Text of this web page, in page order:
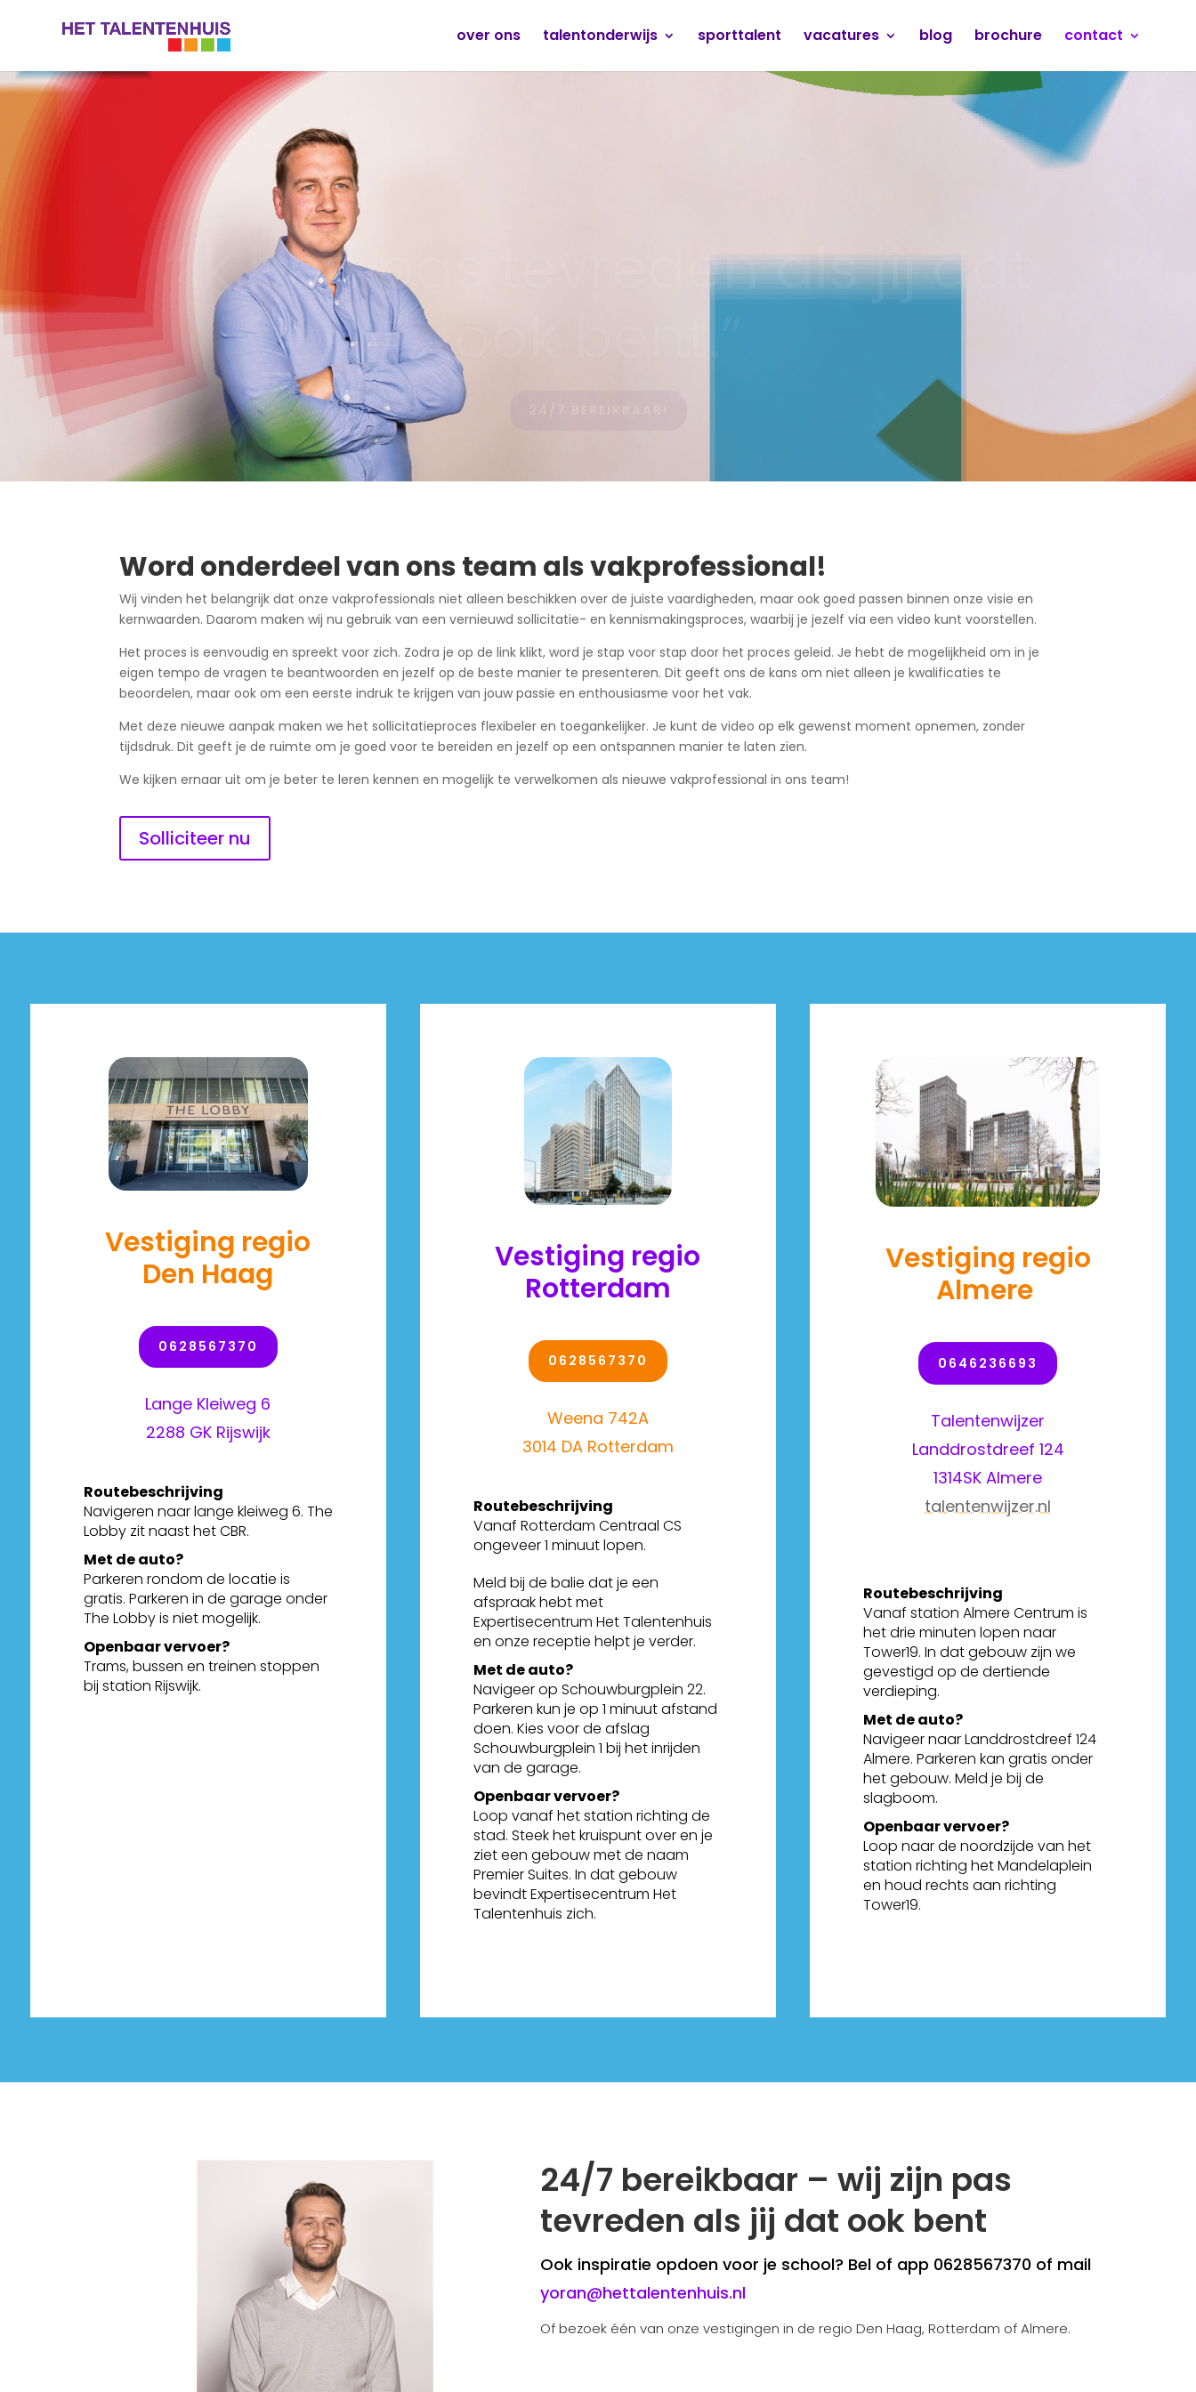
over ons talentonderwijs sporttalent vacatures blog brochure contact
“Ik ben pas tevreden als jij dat
ook bent.”
Word onderdeel van ons team als vakprofessional!
Wij vinden het belangrijk dat onze vakprofessionals niet alleen beschikken over de juiste vaardigheden, maar ook goed passen binnen onze visie en
kernwaarden. Daarom maken wij nu gebruik van een vernieuwd sollicitatie- en kennismakingsproces, waarbij je jezelf via een video kunt voorstellen.
Het proces is eenvoudig en spreekt voor zich. Zodra je op de link klikt, word je stap voor stap door het proces geleid. Je hebt de mogelijkheid om in je
eigen tempo de vragen te beantwoorden en jezelf op de beste manier te presenteren. Dit geeft ons de kans om niet alleen je kwalificaties te
beoordelen, maar ook om een eerste indruk te krijgen van jouw passie en enthousiasme voor het vak.
Met deze nieuwe aanpak maken we het sollicitatieproces flexibeler en toegankelijker. Je kunt de video op elk gewenst moment opnemen, zonder
tijdsdruk. Dit geeft je de ruimte om je goed voor te bereiden en jezelf op een ontspannen manier te laten zien.
We kijken ernaar uit om je beter te leren kennen en mogelijk te verwelkomen als nieuwe vakprofessional in ons team!
Solliciteer nu
Vestiging regio
Den Haag
0628567370
Lange Kleiweg 6
2288 GK Rijswijk
Routebeschrijving
Navigeren naar lange kleiweg 6. The
Lobby zit naast het CBR.
Met de auto?
Parkeren rondom de locatie is
gratis. Parkeren in de garage onder
The Lobby is niet mogelijk.
Openbaar vervoer?
Trams, bussen en treinen stoppen
bij station Rijswijk.
Vestiging regio
Rotterdam
0628567370
Weena 742A
3014 DA Rotterdam
Routebeschrijving
Vanaf Rotterdam Centraal CS
ongeveer 1 minuut lopen.
Meld bij de balie dat je een
afspraak hebt met
Expertisecentrum Het Talentenhuis
en onze receptie helpt je verder.
Met de auto?
Navigeer op Schouwburgplein 22.
Parkeren kun je op 1 minuut afstand
doen. Kies voor de afslag
Schouwburgplein 1 bij het inrijden
van de garage.
Openbaar vervoer?
Loop vanaf het station richting de
stad. Steek het kruispunt over en je
ziet een gebouw met de naam
Premier Suites. In dat gebouw
bevindt Expertisecentrum Het
Talentenhuis zich.
Vestiging regio
Almere
0646236693
Talentenwijzer
Landdrostdreef 124
1314SK Almere
talentenwijzer.nl
Routebeschrijving
Vanaf station Almere Centrum is
het drie minuten lopen naar
Tower19. In dat gebouw zijn we
gevestigd op de dertiende
verdieping.
Met de auto?
Navigeer naar Landdrostdreef 124
Almere. Parkeren kan gratis onder
het gebouw. Meld je bij de
slagboom.
Openbaar vervoer?
Loop naar de noordzijde van het
station richting het Mandelaplein
en houd rechts aan richting
Tower19.
24/7 bereikbaar – wij zijn pas
tevreden als jij dat ook bent
Ook inspiratie opdoen voor je school? Bel of app 0628567370 of mail
yoran@hettalentenhuis.nl
Of bezoek één van onze vestigingen in de regio Den Haag, Rotterdam of Almere.